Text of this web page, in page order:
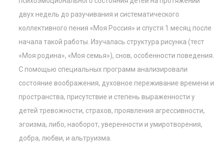
двух недель до разучивания и систематического
коллективного пения «Моя Россия» и спустя 1 месяц после
начала такой работы. Изучалась структура рисунка (тест
«Моя родина», «Моя семья»), снов, особенности поведения.
С помощью специальных программ анализировали
состояние воображения, духовное переживание времени и
пространства, присутствие и степень выраженности у
детей тревожности, страхов, проявления агрессивности,
эгоизма, либо, наоборот, уверенности и умиротворения,
добра, любви, и альтруизма.